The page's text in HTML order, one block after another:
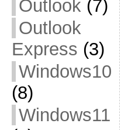
Outlook(7)
Outlook
Express (3)
Windows10
(8)
Windows11